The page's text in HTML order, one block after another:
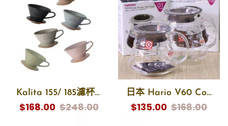
Kalita 155/ 185濾杯 MI155 MI185 ”Mino-yaki” Dripper 日本美濃燒濾杯
$168.00 $248.00
日本 Hario V60 Coffee Server / Hario V60 雲朵玻璃咖啡分享壺
$135.00 $168.00